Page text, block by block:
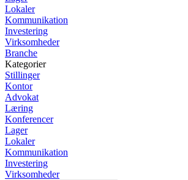
Lokaler
Kommunikation
Investering
Virksomheder
Branche
Kategorier
Stillinger
Kontor
Advokat
Læring
Konferencer
Lager
Lokaler
Kommunikation
Investering
Virksomheder